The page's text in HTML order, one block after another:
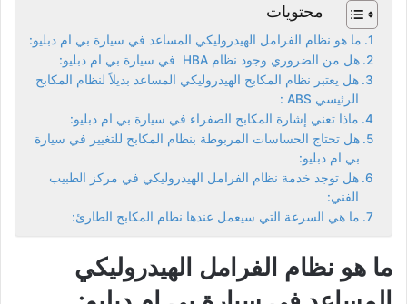
محتويات
ما هو نظام الفرامل الهيدروليكي المساعد في سيارة بي ام دبليو:
هل من الضروري وجود نظام HBA في سيارة بي ام دبليو:
هل يعتبر نظام المكابح الهيدروليكي المساعد بديلاً لنظام المكابح
الرئيسي ABS :
ماذا تعني إشارة المكابح الصفراء في سيارة بي ام دبليو:
هل تحتاج الحساسات المربوطة بنظام المكابح للتغيير في سيارة
بي ام دبليو:
هل توجد خدمة نظام الفرامل الهيدروليكي في مركز الطبيب
الفني:
ما هي السرعة التي سيعمل عندها نظام المكابح الطارئ:
ما هو نظام الفرامل الهيدروليكي